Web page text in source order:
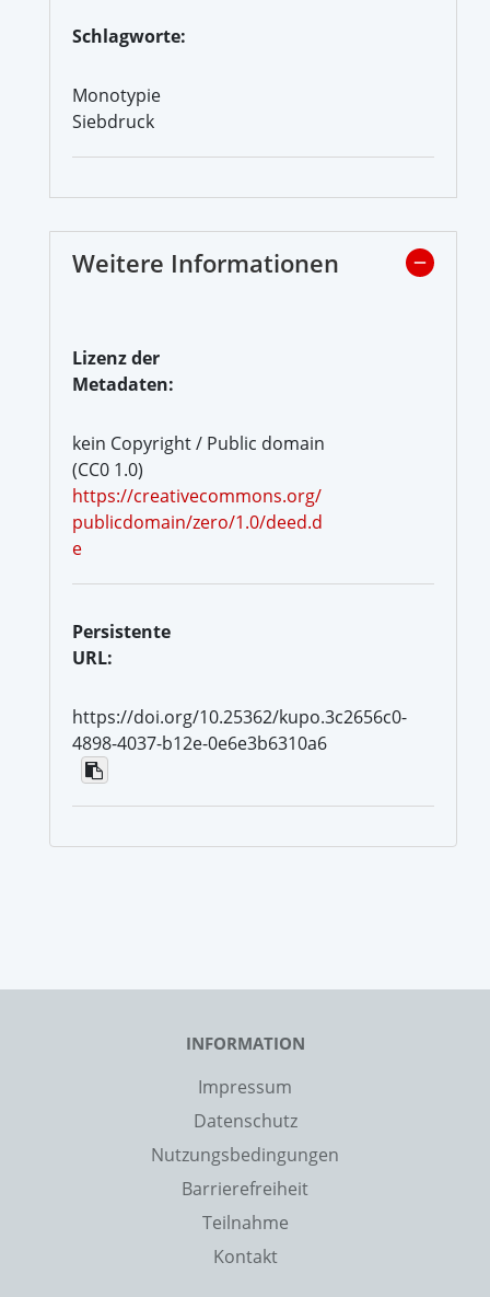
Schlagworte:
Monotypie
Siebdruck
Weitere Informationen
Lizenz der
Metadaten:
kein Copyright / Public domain
(CC0 1.0)
https://creativecommons.org/
publicdomain/zero/1.0/deed.d
e
Persistente
URL:
https://doi.org/10.25362/kupo.3c2656c0-
4898-4037-b12e-0e6e3b6310a6
INFORMATION
Impressum
Datenschutz
Nutzungsbedingungen
Barrierefreiheit
Teilnahme
Kontakt